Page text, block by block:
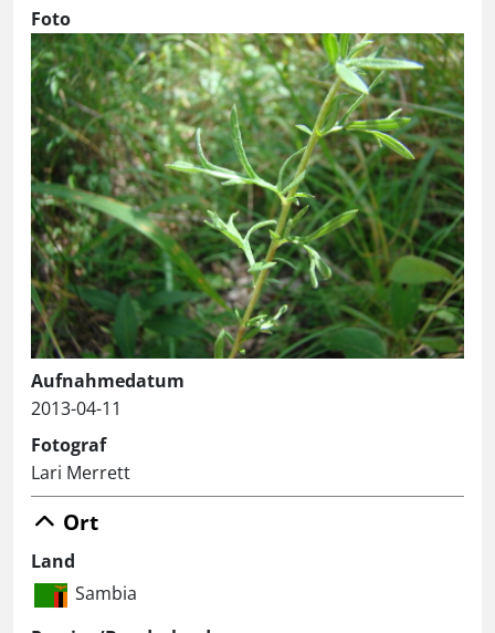
Foto
Aufnahmedatum
2013-04-11
Fotograf
Lari Merrett
Ort
Land
Sambia